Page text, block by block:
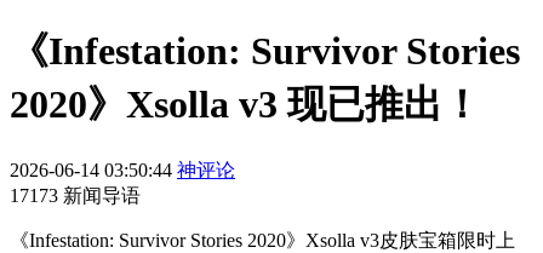
《Infestation: Survivor Stories
2020》Xsolla v3 现已推出！
2026-06-14 03:50:44 神评论
17173 新闻导语
《Infestation: Survivor Stories 2020》Xsolla v3皮肤宝箱限时上